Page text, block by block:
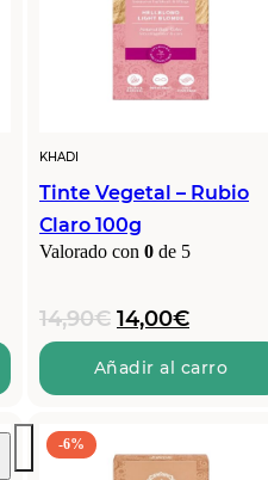
KHADI
Tinte Vegetal – Rubio
Claro 100g
Valorado con 0 de 5
14,90€ El
precio
original
era:
14,00€El
precio
actual
es:
Añadir al carro
-6%